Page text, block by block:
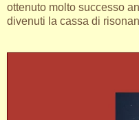
ottenuto molto successo
divenuti la cassa di